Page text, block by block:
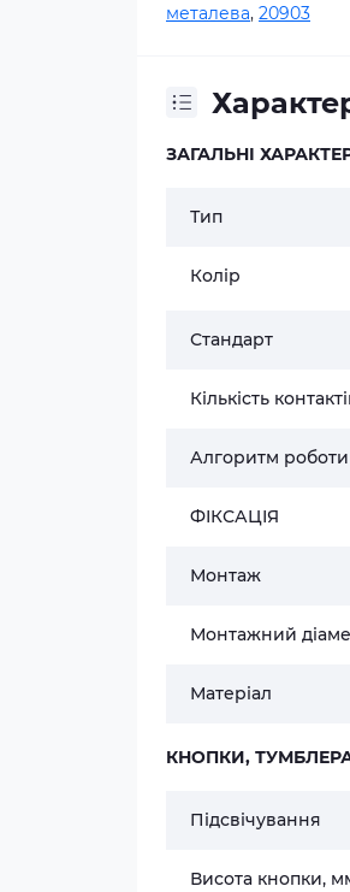
металева, 20903
ЗАГАЛЬНІ
Тип
Колір
Стандарт
Кількість
Алгоритм роботи
ФІКСАЦІЯ
Монтаж
Монтажний
Матеріал
КНОПКИ,
Підсвічування
Висота кнопки,